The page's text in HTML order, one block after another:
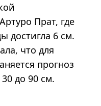
Прат, где
достигла 6 см.
что для
прогноз
до 90 см.